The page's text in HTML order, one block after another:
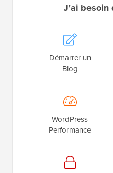
J'ai besoin
Démarrer un
Blog
WordPress
Performance